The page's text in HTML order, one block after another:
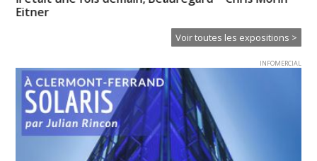
Eitner
Voir toutes les expositions >
INFOMERCIAL